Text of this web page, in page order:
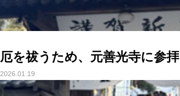
厄を祓うため、元善光寺に参拝
2026.01.19